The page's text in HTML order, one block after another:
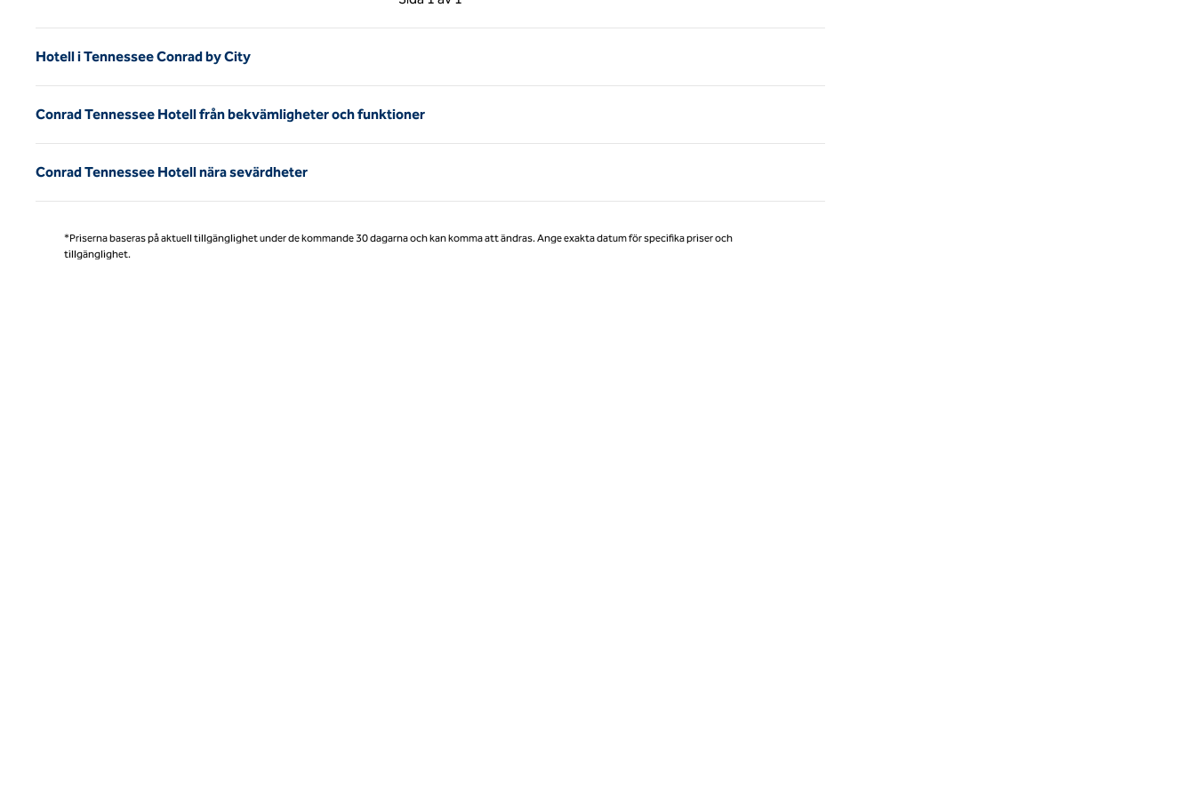
Sida 1 av 1
Hotell i Tennessee Conrad by City
Conrad Tennessee Hotell från bekvämligheter och funktioner
Conrad Tennessee Hotell nära sevärdheter
*Priserna baseras på aktuell tillgänglighet under de kommande 30 dagarna och kan komma att ändras. Ange exakta datum för specifika priser och
tillgänglighet.